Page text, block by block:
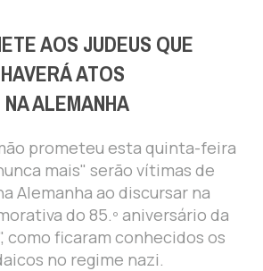
AOS JUDEUS QUE
ATOS
ALEMANHA
prometeu esta quinta-feira
mais" serão vítimas de
Alemanha ao discursar na
do 85.º aniversário da
como ficaram conhecidos os
no regime nazi.